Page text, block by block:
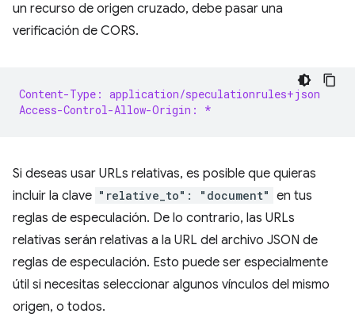
un recurso de origen cruzado, debe pasar una
verificación de CORS.
Content-Type: application/speculationrules+json
Access-Control-Allow-Origin: *
Si deseas usar URLs relativas, es posible que quieras
incluir la clave "relative_to": "document" en tus
reglas de especulación. De lo contrario, las URLs
relativas serán relativas a la URL del archivo JSON de
reglas de especulación. Esto puede ser especialmente
útil si necesitas seleccionar algunos vínculos del mismo
origen, o todos.